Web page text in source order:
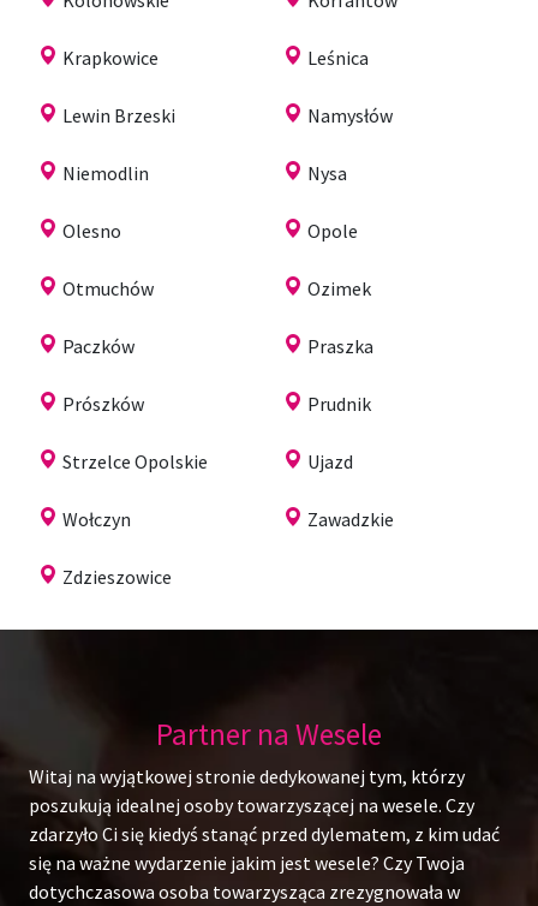
Krapkowice Leśnica
Lewin Brzeski Namysłów
Niemodlin Nysa
Olesno Opole
Otmuchów Ozimek
Paczków Praszka
Prószków Prudnik
Strzelce Opolskie Ujazd
Wołczyn Zawadzkie
Zdzieszowice
Partner na Wesele
Witaj na wyjątkowej stronie dedykowanej tym, którzy
poszukują idealnej osoby towarzyszącej na wesele. Czy
zdarzyło Ci się kiedyś stanąć przed dylematem, z kim udać
się na ważne wydarzenie jakim jest wesele? Czy Twoja
dotychczasowa osoba towarzysząca zrezygnowała w